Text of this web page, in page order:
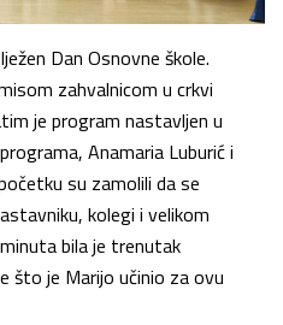
Dan Osnovne škole.
zahvalnicom u crkvi
je program nastavljen u
Anamaria Luburić i
su zamolili da se
kolegi i velikom
bila je trenutak
što je Marijo učinio za ovu